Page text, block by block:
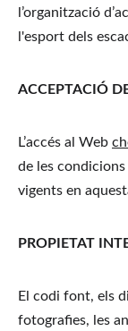
l’organització
l'esport dels
ACCEPTACIÓ
L’accés al Web
de les condicions
vigents en
PROPIETAT
El codi font, els
fotografies, les